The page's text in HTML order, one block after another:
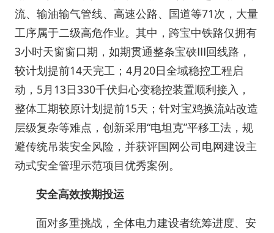
流、输油输气管线、高速公路、国道等71次，大量
工序属于二级高危作业。其中，跨宝中铁路仅拥有
3小时天窗窗口期，如期贯通整条宝硖Ⅲ回线路，
较计划提前14天完工；4月20日全域稳控工程启
动，5月13日330千伏归心变稳控装置顺利接入，
整体工期较原计划提前15天；针对宝鸡换流站改造
层级复杂等难点，创新采用“电坦克”平移工法，规
避传统吊装安全风险，并获评国网公司电网建设主
动式安全管理示范项目优秀案例。
安全高效按期投运
面对多重挑战，全体电力建设者统筹进度、安